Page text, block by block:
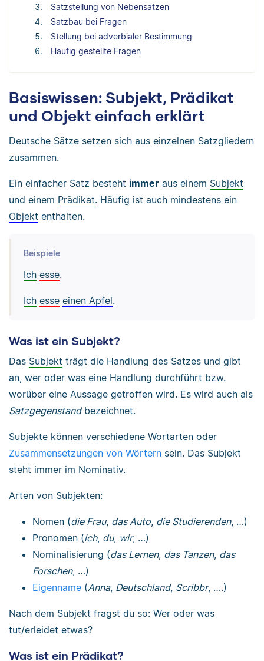
Satzstellung von Nebensätzen
Satzbau bei Fragen
Stellung bei adverbialer Bestimmung
Häufig gestellte Fragen
Basiswissen: Subjekt, Prädikat
und Objekt einfach erklärt
Deutsche Sätze setzen sich aus einzelnen Satzgliedern
zusammen.
Ein einfacher Satz besteht immer aus einem Subjekt
und einem Prädikat. Häufig ist auch mindestens ein
Objekt enthalten.
Beispiele
Ich esse.
Ich esse einen Apfel.
Was ist ein Subjekt?
Das Subjekt trägt die Handlung des Satzes und gibt
an, wer oder was eine Handlung durchführt bzw.
worüber eine Aussage getroffen wird. Es wird auch als
Satzgegenstandbezeichnet.
Subjekte können verschiedene Wortarten oder
Zusammensetzungen von Wörtern sein. Das Subjekt
steht immer im Nominativ.
Arten von Subjekten:
Nomen (die Frau, das Auto die Studierenden, …)
Pronomen (ich, du, wir, …)
Nominalisierung (das Lernen, das Tanzen, das
Forschen, …)
Eigenname (Anna, Deutschland, Scribbr, ….)
Nach dem Subjekt fragst du so: Wer oder was
tut/erleidet etwas?
Was ist ein Prädikat?